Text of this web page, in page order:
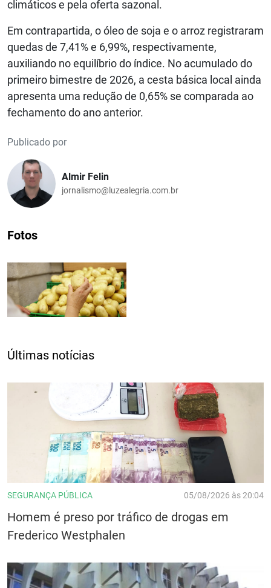
climáticos e pela oferta sazonal.
Em contrapartida, o óleo de soja e o arroz registraram
quedas de 7,41% e 6,99%, respectivamente,
auxiliando no equilíbrio do índice. No acumulado do
primeiro bimestre de 2026, a cesta básica local ainda
apresenta uma redução de 0,65% se comparada ao
fechamento do ano anterior.
Publicado por
Almir Felin
jornalismo@luzealegria.com.br
Fotos
Últimas notícias
SEGURANÇA PÚBLICA 05/08/2026 às 20:04
Homem é preso por tráfico de drogas em
Frederico Westphalen